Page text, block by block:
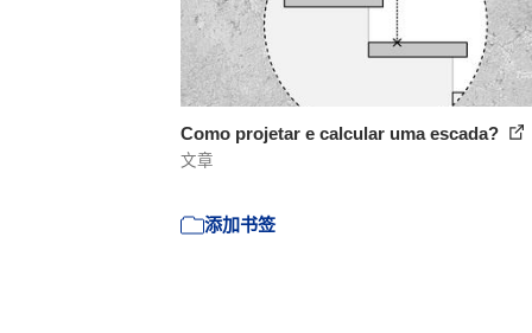
Como projetar e calcular uma escada?
文章
添加书签